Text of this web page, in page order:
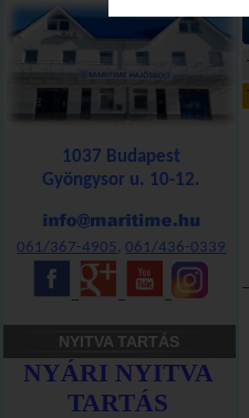
1037 Budapest
Gyöngysor u. 10-12.
061/367-4905,061/436-0339
NYITVA TARTÁS